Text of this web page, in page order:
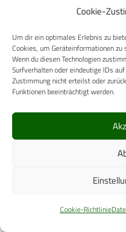
Cookie-
Um dir ein optimales Erlebnis zu
Cookies, um Geräteinformationen
Wenn du diesen Technologien
Surfverhalten oder eindeutige IDs
Zustimmung nicht erteilst oder
Funktionen beeinträchtigt werden.
Cookie-Richtlinie
Ähnliche Posts
Es wurden